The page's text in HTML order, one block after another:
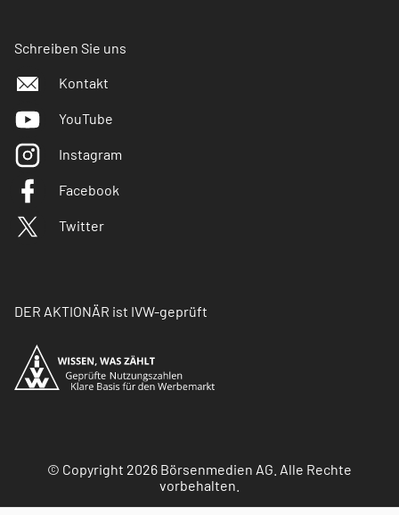
Schreiben Sie uns
Kontakt
YouTube
Instagram
Facebook
Twitter
DER AKTIONÄR ist IVW-geprüft
© Copyright 2026 Börsenmedien AG. Alle Rechte
vorbehalten.